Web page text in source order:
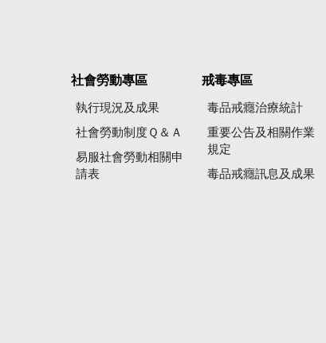
社會勞動專區
執行現況及成果
社會勞動制度Ｑ＆Ａ
易服社會勞動相關申
請表
戒毒專區
毒品戒癮治療統計
重要公告及相關作業
規定
毒品戒癮訊息及成果